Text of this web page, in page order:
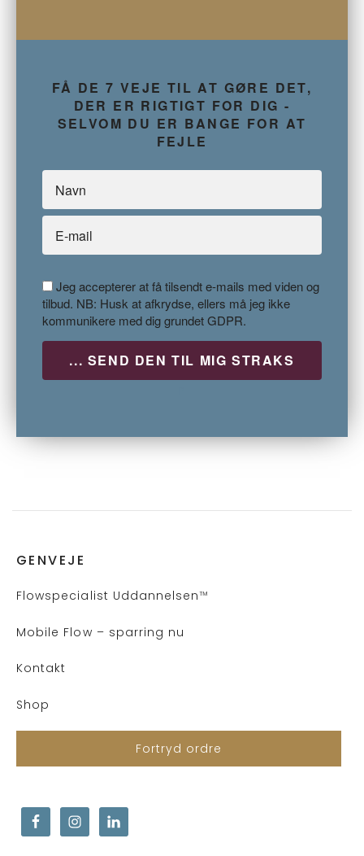
FÅ DE 7 VEJE TIL AT GØRE DET,
DER ER RIGTIGT FOR DIG -
SELVOM DU ER BANGE FOR AT
FEJLE
Jeg accepterer at få tilsendt e-mails med viden og
tilbud. NB: Husk at afkrydse, ellers må jeg ikke
kommunikere med dig grundet GDPR.
GENVEJE
Flowspecialist Uddannelsen™
Mobile Flow – sparring nu
Kontakt
Shop
Fortryd ordre